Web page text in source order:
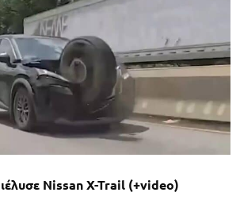
Nissan X-Trail (+video)